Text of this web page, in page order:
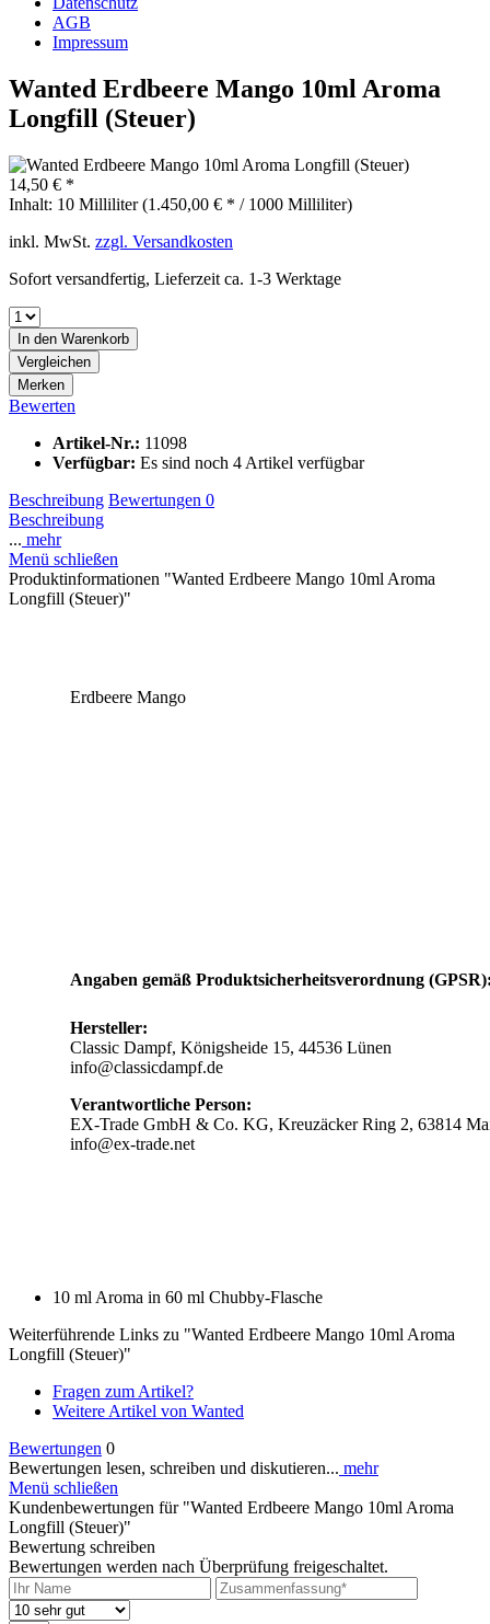
AGB
Impressum
Wanted Erdbeere Mango 10ml Aroma
Longfill (Steuer)
14,50 € *
Inhalt: 10 Milliliter (1.450,00 € * / 1000 Milliliter)
inkl. MwSt. zzgl. Versandkosten
Sofort versandfertig, Lieferzeit ca. 1-3 Werktage
In den Warenkorb
Vergleichen
Merken
Bewerten
Artikel-Nr.: 11098
Verfügbar: Es sind noch 4 Artikel verfügbar
Beschreibung Bewertungen 0
Beschreibung
... mehr
Menü schließen
Produktinformationen "Wanted Erdbeere Mango 10ml Aroma
Longfill (Steuer)"
Erdbeere Mango
Angaben gemäß Produktsicherheitsverordnung
Hersteller:
Classic Dampf, Königsheide 15, 44536 Lünen
info@classicdampf.de
Verantwortliche Person:
EX-Trade GmbH & Co. KG, Kreuzäcker Ring 2, 63814
info@ex-trade.net
10 ml Aroma in 60 ml Chubby-Flasche
Weiterführende Links zu "Wanted Erdbeere Mango 10ml Aroma
Longfill (Steuer)"
Fragen zum Artikel?
Weitere Artikel von Wanted
Bewertungen 0
Bewertungen lesen, schreiben und diskutieren... mehr
Menü schließen
Kundenbewertungen für "Wanted Erdbeere Mango 10ml Aroma
Longfill (Steuer)"
Bewertung schreiben
Bewertungen werden nach Überprüfung freigeschaltet.